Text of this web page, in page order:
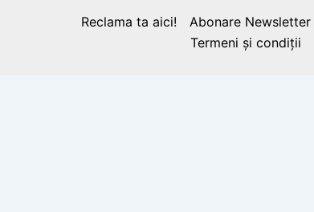
Reclama ta aici! Abonare Newsletter
Termeni și condiții